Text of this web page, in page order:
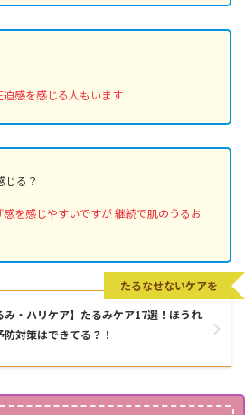
感を感じる人もいます
る？
を感じやすいですが 継続で肌のうるお
み・ハリケア】たるみケア17選！ほうれ
防対策はできてる？！
たるなせないケアを